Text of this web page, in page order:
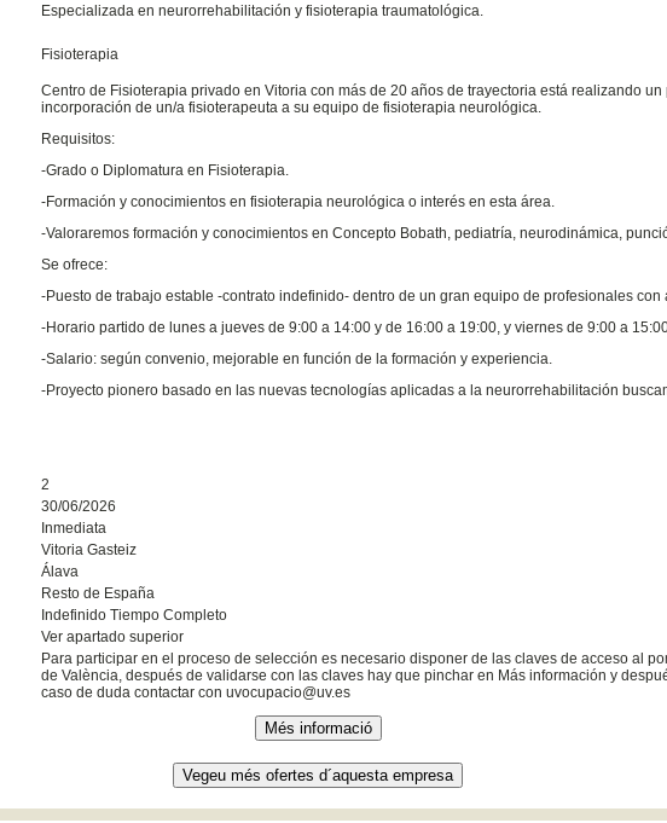
Especializada en neurorrehabilitación y fisioterapia traumatológica.
Fisioterapia
Centro de Fisioterapia privado en Vitoria con más de 20 años de trayectoria está realizando
incorporación de un/a fisioterapeuta a su equipo de fisioterapia neurológica.
Requisitos:
-Grado o Diplomatura en Fisioterapia.
-Formación y conocimientos en fisioterapia neurológica o interés en esta área.
-Valoraremos formación y conocimientos en Concepto Bobath, pediatría, neurodinámica,
Se ofrece:
-Puesto de trabajo estable -contrato indefinido- dentro de un gran equipo de profesionales con
-Horario partido de lunes a jueves de 9:00 a 14:00 y de 16:00 a 19:00, y viernes de 9:00 a
-Salario: según convenio, mejorable en función de la formación y experiencia.
-Proyecto pionero basado en las nuevas tecnologías aplicadas a la neurorrehabilitación
2
30/06/2026
Inmediata
Vitoria Gasteiz
Álava
Resto de España
Indefinido Tiempo Completo
Ver apartado superior
Para participar en el proceso de selección es necesario disponer de las claves de acceso al
de València, después de validarse con las claves hay que pinchar en Más información y
caso de duda contactar con uvocupacio@uv.es